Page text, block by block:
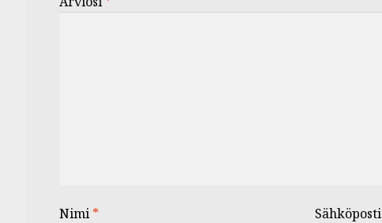
Nimi * Sähköposti